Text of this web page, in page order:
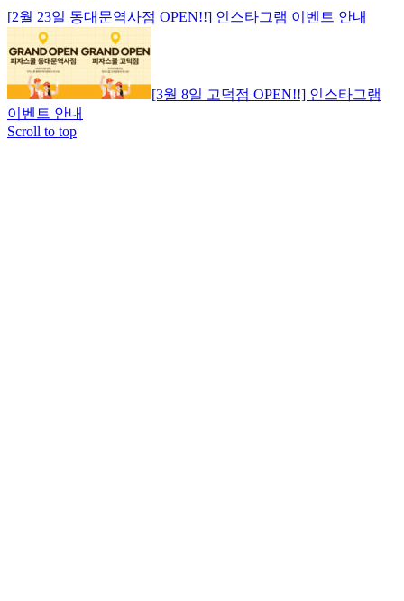
[2월 23일 동대문역사점 OPEN!!] 인스타그램 이벤트 안내
[3월 8일 고덕점 OPEN!!] 인스타그램
이벤트 안내
Scroll to top